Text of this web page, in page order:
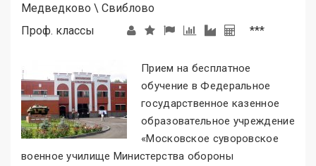
Медведково \ Свиблово
Проф. классы
***
Прием на бесплатное
обучение в Федеральное
государственное казенное
образовательное учреждение
«Московское суворовское
военное училище Министерства обороны